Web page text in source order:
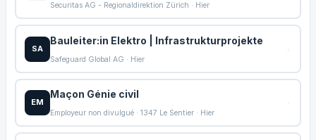
Securitas AG - Regionaldirektion Zürich · Hier
SA
Bauleiter:in Elektro | Infrastrukturprojekte
Safeguard Global AG · Hier
EM
Maçon Génie civil
Employeur non divulgué · 1347 Le Sentier · Hier